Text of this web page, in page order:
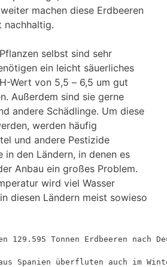
machen diese Erdbeeren
nachhaltig.
selbst sind sehr
ein leicht säuerliches
Wert von 5,5 – 6,5 um gut
Außerdem sind sie gerne
andere Schädlinge. Um diese
werden häufig
und andere Pestizide
in den Ländern, in denen es
Anbau ein großes Problem.
wird viel Wasser
diesen Ländern meist sowieso
129.595 Tonnen Erdbeeren
aus Spanien überfluten auch im